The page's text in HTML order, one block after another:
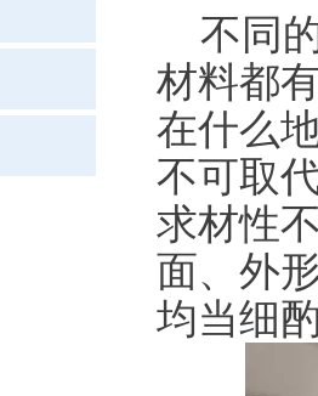
不同
材料都
在什么
不可取
求材性
面、外
均当细